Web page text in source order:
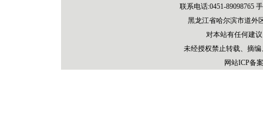
联系电话:0451-89098765
黑龙江省哈尔滨市道外
对本站有任何建
未经授权禁止转载、摘
网站ICP备